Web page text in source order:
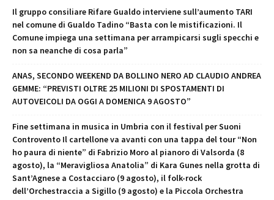
Il gruppo consiliare Rifare Gualdo interviene sull’aumento TARI
nel comune di Gualdo Tadino “Basta con le mistificazioni. Il
Comune impiega una settimana per arrampicarsi sugli specchi e
non sa neanche di cosa parla”
ANAS, SECONDO WEEKEND DA BOLLINO NERO AD CLAUDIO ANDREA
GEMME: “PREVISTI OLTRE 25 MILIONI DI SPOSTAMENTI DI
AUTOVEICOLI DA OGGI A DOMENICA 9 AGOSTO”
Fine settimana in musica in Umbria con il festival per Suoni
Controvento Il cartellone va avanti con una tappa del tour “Non
ho paura di niente” di Fabrizio Moro al pianoro di Valsorda (8
agosto), la “Meravigliosa Anatolia” di Kara Gunes nella grotta di
Sant’Agnese a Costacciaro (9 agosto), il folk-rock
dell’Orchestraccia a Sigillo (9 agosto) e la Piccola Orchestra